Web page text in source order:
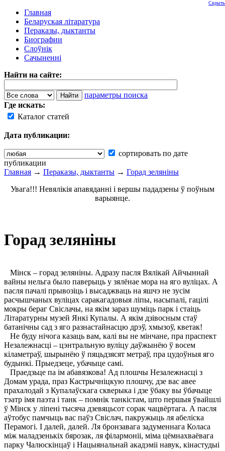
Главная
Беларуская літаратура
Пераказы, дыктанты
Биографии
Слоўнік
Сачыненні
Найти на сайте:
параметры поиска
Где искать:
Каталог статей
Дата публикации:
сортировать по дате
публикации
Скрыть
Главная → Пераказы, дыктанты → Горад зеляніны
Увага!!! Невялікія апавяданні і вершы пададзены ў поўным
варыянце.
Горад зеляніны
Мінск – горад зеляніны. Адразу пасля Вялікай Айчыннай
вайны нельга было паверыць у зялёнае мора на яго вуліцах. А
пасля пачалі прывозіць і высаджваць на яшчэ не зусім
расчышчаных вуліцах саракагадовыя ліпы, насыпалі, гацілі
мокры бераг Свіслачы, на якім зараз шуміць парк і стаіць
Літаратурны музей Янкі Купалы. А якім дзівосным стаў
батанічны сад з яго разнастайнасцю дрэў, хмызоў, кветак!
Не буду нічога казаць вам, калі вы не мінчане, пра праспект
Незалежнасці – цэнтральную вуліцу даўжынёю ў восем
кіламетраў, шырынёю ў пяцьдзясят метраў, пра цудоўныя яго
будынкі. Прыедзеце, убачыце самі.
Праедзьце па ім абавязкова! Ад плошчы Незалежнасці з
Домам урада, праз Кастрычніцкую плошчу, дзе вас авее
прахалодай з Купалаўскага скверыка і дзе ўбаку вы ўбачыце
тэатр імя паэта і танк – помнік танкістам, што першыя ўвайшлі
ў Мінск у ліпені тысяча дзевяцьсот сорак чацвёртага. А пасля
аўтобус памчыць вас паўз Свіслач, пакружыць ля абеліска
Перамогі. І далей, далей. Ля бронзавага задуменнага Коласа
між маладзенькіх бярозак, ля філармоніі, міма цёмнахваёвага
парку Чалюскінцаў і Нацыянальнай акадэміі навук, кінастудыі